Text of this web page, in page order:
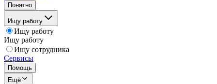
Понятно
Ищу работу
Ищу работу
Ищу работу
Ищу сотрудника
Сервисы
Помощь
Ещё